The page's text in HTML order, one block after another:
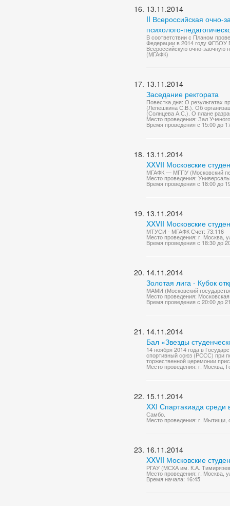
13.11.2014
II Всероссийская
психолого-
В соответствии с Планом
Федерации в 2014 году ФГБОУ
Всероссийскую очно-заочную
(МГАФК)
13.11.2014
Заседание ректората
Повестка дня: О результатах
(Лепешкина С.В.). Об
(Солнцева А.С.). О плане
Место проведения: Зал
Время проведения с 15:00 до
13.11.2014
XXVII Московские
МГАФК — МГПУ (Московский
Место проведения:
Время проведения с 18:00 до
13.11.2014
XXVII Московские
МТУСИ - МГАФК Счет: 73:116
Место проведения: г. Москва,
Время проведения с 18:30 до
14.11.2014
Золотая лига - Кубок
МАМИ (Московский
Место проведения:
Время проведения с 20:00 до
14.11.2014
Бал «Звезды
14 ноября 2014 года в
спортивный союз (РССС) при
торжественной церемонии
Место проведения: г. Москва,
15.11.2014
XXI Спартакиада
Самбо.
Место проведения: г. Мытищи,
16.11.2014
XXVII Московские
РГАУ (МСХА им. К.А.
Место проведения: г. Москва,
Время начала: 16:45